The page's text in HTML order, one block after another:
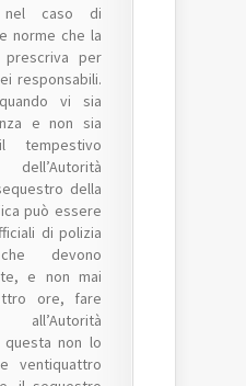
nel caso di
norme che la
per
responsabili.
vi sia
e non sia
tempestivo
della
può essere
di polizia
devono
e non mai
ore, fare
questa non lo
ventiquattro